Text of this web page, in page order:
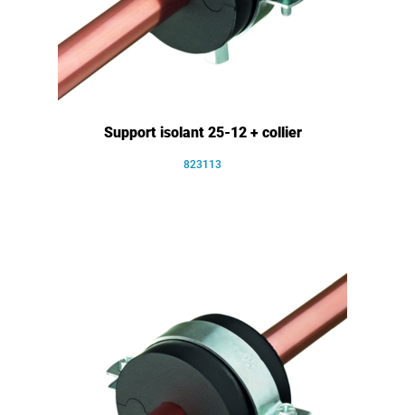
Support isolant 25-12 + collier
823113